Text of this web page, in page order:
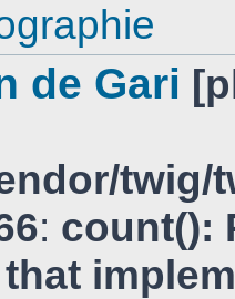
de Gari
: count():